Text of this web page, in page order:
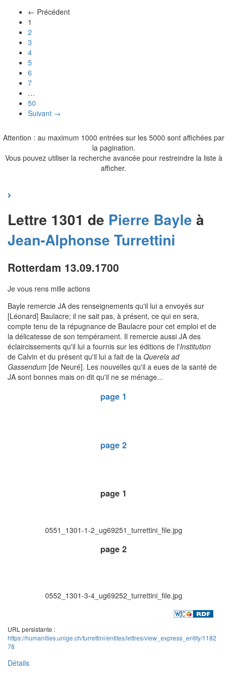
← Précédent
1
2
3
4
5
6
7
…
50
Suivant →
Attention : au maximum 1000 entrées sur les 5000 sont affichées par
la pagination.
Vous pouvez utiliser la recherche avancée pour restreindre la liste à
afficher.
Lettre 1301 de Pierre Bayle à
Jean-Alphonse Turrettini
Rotterdam 13.09.1700
Je vous rens mille actions
Bayle remercie JA des renseignements qu'il lui a envoyés sur
[Léonard] Baulacre; il ne sait pas, à présent, ce qui en sera,
compte tenu de la répugnance de Baulacre pour cet emploi et de
la délicatesse de son tempérament. Il remercie aussi JA des
éclaircissements qu'il lui a fournis sur les éditions de l'Institution
de Calvin et du présent qu'il lui a fait de la Querela ad
Gassendum [de Neuré]. Les nouvelles qu'il a eues de la santé de
JA sont bonnes mais on dit qu'il ne se ménage...
page 1
page 2
page 1
0551_1301-1-2_ug69251_turrettini_file.jpg
page 2
0552_1301-3-4_ug69252_turrettini_file.jpg
URL persistante :
https://humanities.unige.ch/turrettini/entites/lettres/view_express_entity/1182
78
Détails